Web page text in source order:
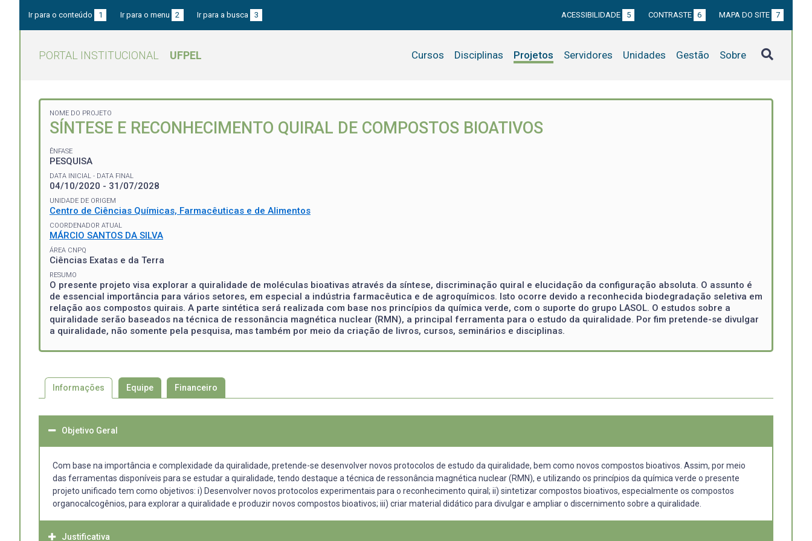
Ir para o conteúdo 1 Ir para o menu 2 Ir para a busca 3 ACESSIBILIDADE 5 CONTRASTE 6 MAPA DO SITE 7
PORTAL INSTITUCIONAL UFPEL Cursos Disciplinas Projetos Servidores Unidades Gestão Sobre
NOME DO PROJETO
SÍNTESE E RECONHECIMENTO QUIRAL DE COMPOSTOS BIOATIVOS
ÊNFASE
PESQUISA
DATA INICIAL - DATA FINAL
04/10/2020 - 31/07/2028
UNIDADE DE ORIGEM
Centro de Ciências Químicas, Farmacêuticas e de Alimentos
COORDENADOR ATUAL
MÁRCIO SANTOS DA SILVA
ÁREA CNPQ
Ciências Exatas e da Terra
RESUMO
O presente projeto visa explorar a quiralidade de moléculas bioativas através da síntese, discriminação quiral e elucidação da configuração absoluta. O assunto é
de essencial importância para vários setores, em especial a indústria farmacêutica e de agroquímicos. Isto ocorre devido a reconhecida biodegradação seletiva em
relação aos compostos quirais. A parte sintética será realizada com base nos princípios da química verde, com o suporte do grupo LASOL. O estudos sobre a
quiralidade serão baseados na técnica de ressonância magnética nuclear (RMN), a principal ferramenta para o estudo da quiralidade. Por fim pretende-se divulgar
a quiralidade, não somente pela pesquisa, mas também por meio da criação de livros, cursos, seminários e disciplinas.
Informações Equipe Financeiro
Objetivo Geral
Com base na importância e complexidade da quiralidade, pretende-se desenvolver novos protocolos de estudo da quiralidade, bem como novos compostos bioativos. Assim, por meio
das ferramentas disponíveis para se estudar a quiralidade, tendo destaque a técnica de ressonância magnética nuclear (RMN), e utilizando os princípios da química verde o presente
projeto unificado tem como objetivos: i) Desenvolver novos protocolos experimentais para o reconhecimento quiral; ii) sintetizar compostos bioativos, especialmente os compostos
organocalcogênios, para explorar a quiralidade e produzir novos compostos bioativos; iii) criar material didático para divulgar e ampliar o discernimento sobre a quiralidade.
Justificativa